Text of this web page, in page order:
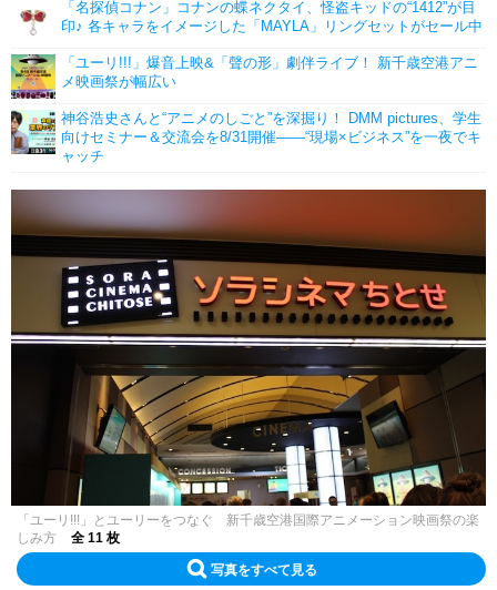
「名探偵コナン」コナンの蝶ネクタイ、怪盗キッドの“1412”が目
印♪ 各キャラをイメージした「MAYLA」リングセットがセール中
「ユーリ!!!」爆音上映&「聲の形」劇伴ライブ！ 新千歳空港アニ
メ映画祭が幅広い
神谷浩史さんと“アニメのしごと”を深掘り！ DMM pictures、学生
向けセミナー＆交流会を8/31開催――“現場×ビジネス”を一夜でキ
ャッチ
「ユーリ!!!」とユーリーをつなぐ 新千歳空港国際アニメーション映画祭の楽
しみ方
全 11 枚
写真をすべて見る